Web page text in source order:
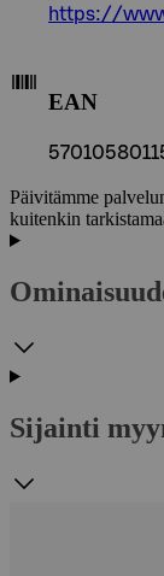
https://
EAN
Päivitämme
kuitenkin
Sijainti